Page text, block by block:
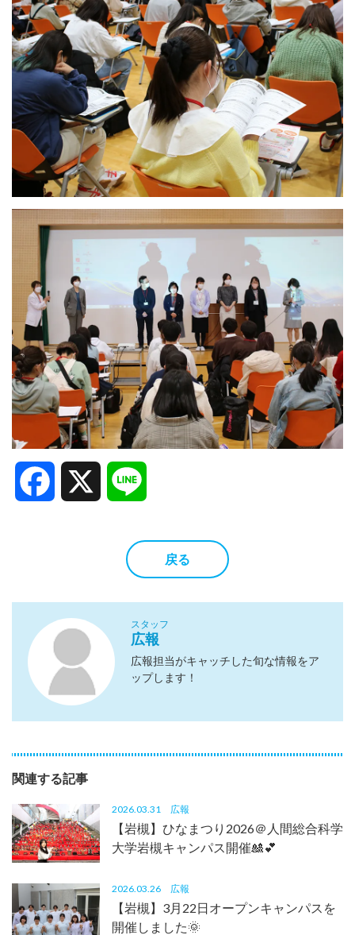
Facebook
戻る
スタッフ
広報
広報担当がキャッチした旬な情報をア
ップします！
関連する記事
2026.03.31 広報
【岩槻】ひなまつり2026＠人間総合科学
大学岩槻キャンパス開催🎎💕
2026.03.26 広報
【岩槻】3月22日オープンキャンパスを
開催しました🌞